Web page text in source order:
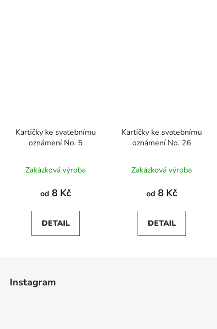
Kartičky ke svatebnímu
oznámení No. 5
Zakázková výroba
od 8 Kč
DETAIL
Kartičky ke svatebnímu
oznámení No. 26
Zakázková výroba
od 8 Kč
DETAIL
Instagram